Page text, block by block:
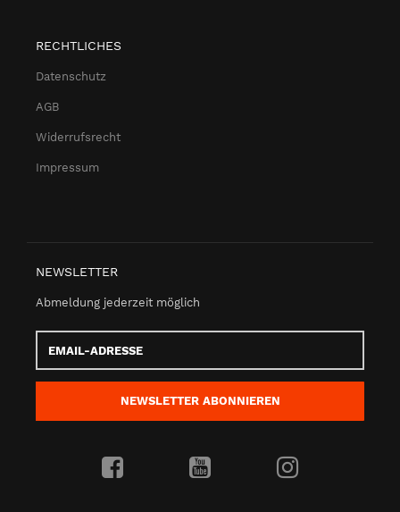
RECHTLICHES
Datenschutz
AGB
Widerrufsrecht
Impressum
NEWSLETTER
Abmeldung jederzeit möglich
Adresse
NEWSLETTER ABONNIEREN